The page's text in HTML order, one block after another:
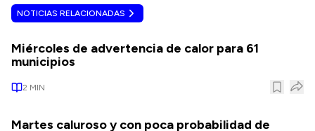
NOTICIAS RELACIONADAS
Miércoles de advertencia de calor para 61
municipios
2 MIN
Martes caluroso y con poca probabilidad de